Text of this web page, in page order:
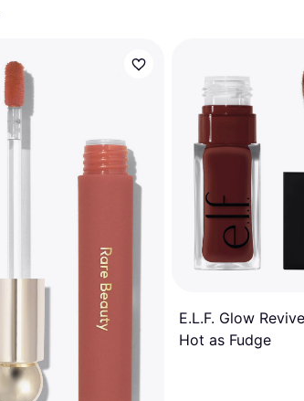
E.L.F. Glow
Hot as Fudge